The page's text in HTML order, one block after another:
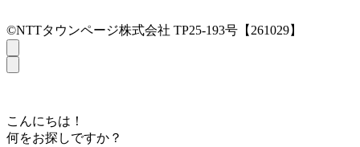
©NTTタウンページ株式会社 TP25-193号【261029】
こんにちは！
何をお探しですか？